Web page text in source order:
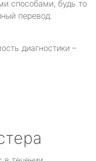
способами, будь то
перевод.
диагностики –